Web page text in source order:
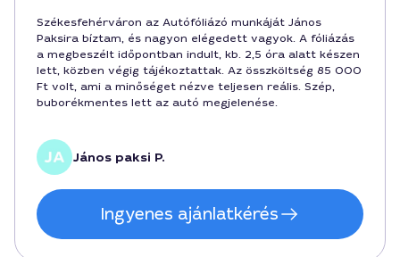
Székesfehérváron az Autófóliázó munkáját János
Paksira bíztam, és nagyon elégedett vagyok. A fóliázás
a megbeszélt időpontban indult, kb. 2,5 óra alatt készen
lett, közben végig tájékoztattak. Az összköltség 85 000
Ft volt, ami a minőséget nézve teljesen reális. Szép,
buborékmentes lett az autó megjelenése.
János paksi P.
Ingyenes ajánlatkérés